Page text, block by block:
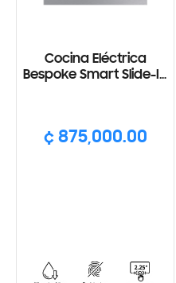
Cocina Eléctrica
Bespoke Smart Slide-In
¢ 875,000.00